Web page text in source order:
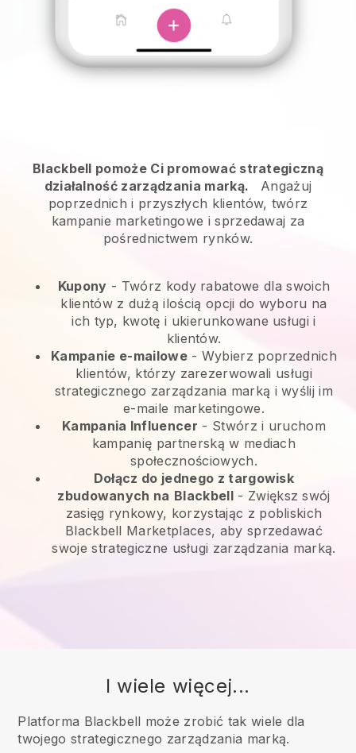
Blackbell pomoże Ci promować strategiczną
działalność zarządzania marką.
Angażuj
poprzednich i przyszłych klientów, twórz
kampanie marketingowe i sprzedawaj za
pośrednictwem rynków.
Kupony - Twórz kody rabatowe dla swoich
klientów z dużą ilością opcji do wyboru na
ich typ, kwotę i ukierunkowane usługi i
klientów.
Kampanie e-mailowe- Wybierz poprzednich
klientów, którzy zarezerwowali usługi
strategicznego zarządzania marką i wyślij im
e-maile marketingowe.
Kampania Influencer - Stwórz i uruchom
kampanię partnerską w mediach
społecznościowych.
Dołącz do jednego z targowisk
zbudowanych na Blackbell- Zwiększ swój
zasięg rynkowy, korzystając z pobliskich
Blackbell Marketplaces, aby sprzedawać
swoje strategiczne usługi zarządzania marką.
I wiele więcej...
Platforma Blackbell może zrobić tak wiele dla
twojego strategicznego zarządzania marką.